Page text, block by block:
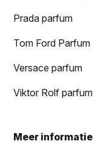
Prada parfum
Tom Ford Parfum
Versace parfum
Viktor Rolf parfum
Meer informatie